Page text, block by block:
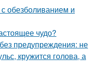
обезболиванием и
чудо?
предупреждения: не
кружится голова, а